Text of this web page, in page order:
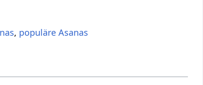
, populäre Asanas